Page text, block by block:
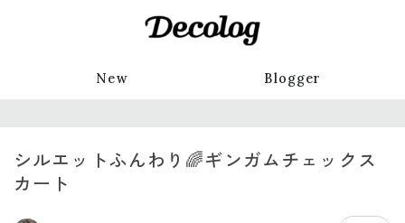
New Blogger
シルエットふんわり🌈ギンガムチェックス
カート